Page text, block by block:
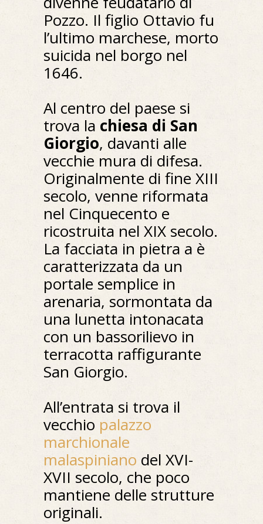
Pozzo. Il figlio Ottavio fu
l’ultimo marchese, morto
suicida nel borgo nel
1646.
Al centro del paese si
trova la chiesa di San
Giorgio, davanti alle
vecchie mura di difesa.
Originalmente di fine XIII
secolo, venne riformata
nel Cinquecento e
ricostruita nel XIX secolo.
La facciata in pietra a è
caratterizzata da un
portale semplice in
arenaria, sormontata da
una lunetta intonacata
con un bassorilievo in
terracotta raffigurante
San Giorgio.
All’entrata si trova il
vecchio palazzo
marchionale
malaspiniano del XVI-
XVII secolo, che poco
mantiene delle strutture
originali.